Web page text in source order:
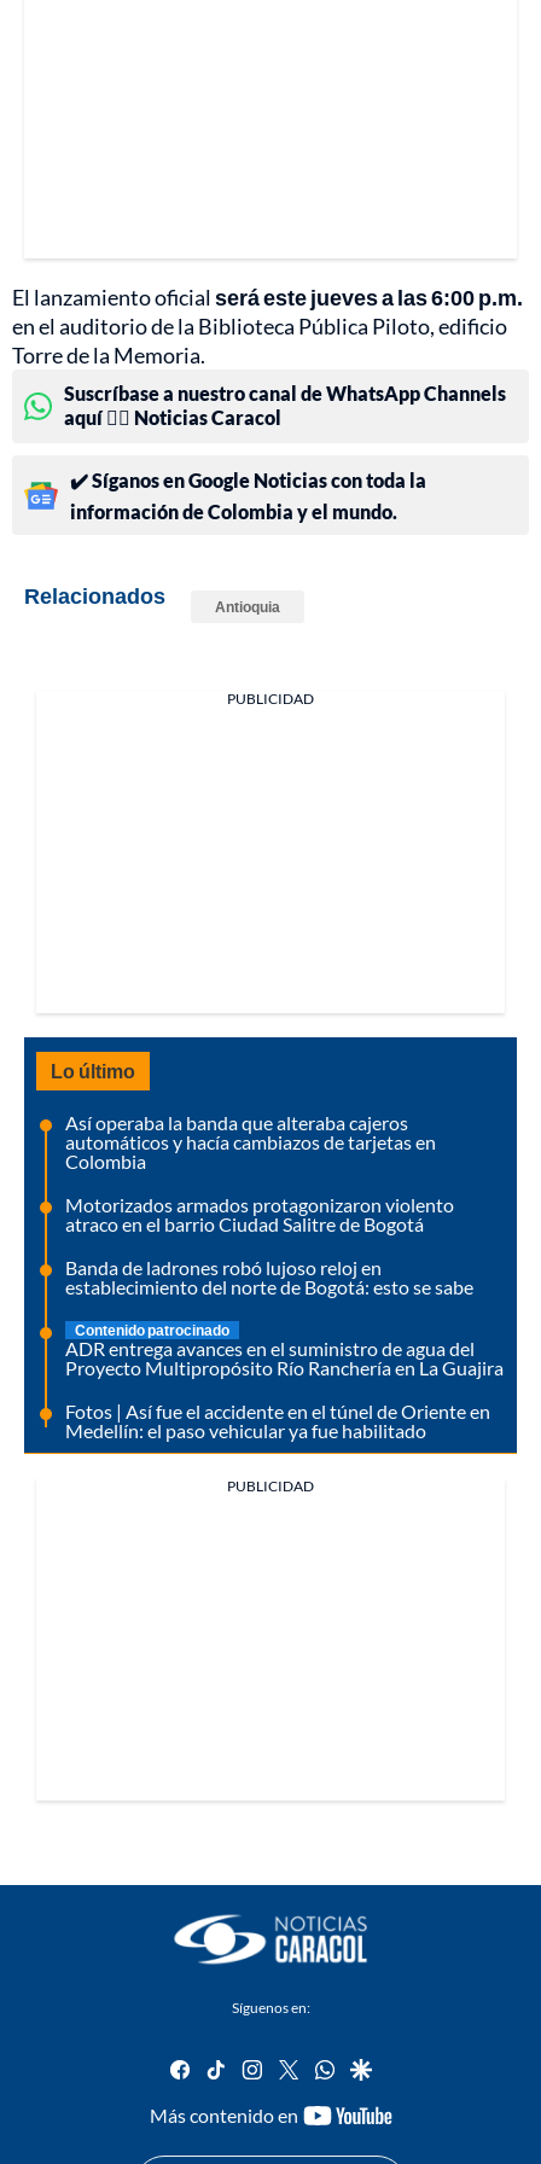
El lanzamiento oficialserá este jueves a las 6:00 p.m.
en el auditorio de la Biblioteca Pública Piloto, edificio
Torre de la Memoria.
Suscríbase a nuestro canal de WhatsApp Channels
aquí 👉🏻 Noticias Caracol
✔️ Síganos en Google Noticias con toda la
información de Colombia y el mundo.
Relacionados Antioquia
PUBLICIDAD
Lo último
Así operaba la banda que alteraba cajeros
automáticos y hacía cambiazos de tarjetas en
Colombia
Motorizados armados protagonizaron violento
atraco en el barrio Ciudad Salitre de Bogotá
Banda de ladrones robó lujoso reloj en
establecimiento del norte de Bogotá: esto se sabe
Contenido patrocinado
ADR entrega avances en el suministro de agua del
Proyecto Multipropósito Río Ranchería en La Guajira
Fotos | Así fue el accidente en el túnel de Oriente en
Medellín: el paso vehicular ya fue habilitado
PUBLICIDAD
Síguenos en:
facebook
tiktok instagram
twitterwhatsapp
google
Más contenido en
youtube-